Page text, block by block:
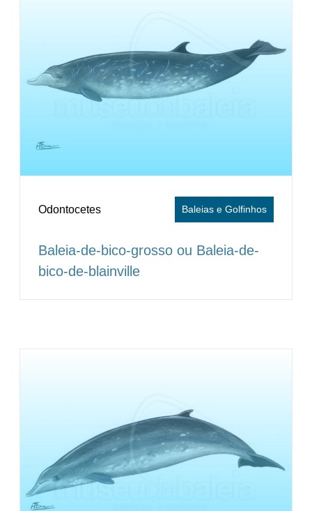
Baleias e Golfinhos
Odontocetes
Baleia-de-bico-grosso ou Baleia-de-
bico-de-blainville